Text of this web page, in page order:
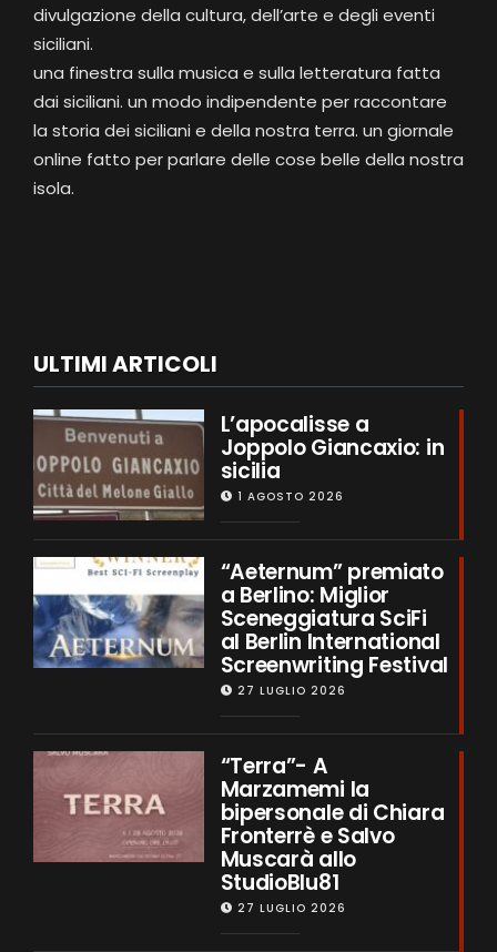
divulgazione della cultura, dell’arte e degli eventi
siciliani.
una finestra sulla musica e sulla letteratura fatta
dai siciliani. un modo indipendente per raccontare
la storia dei siciliani e della nostra terra. un giornale
online fatto per parlare delle cose belle della nostra
isola.
ULTIMI ARTICOLI
L’apocalisse a
Joppolo Giancaxio: in
sicilia
1 AGOSTO 2026
“Aeternum” premiato
a Berlino: Miglior
Sceneggiatura SciFi
al Berlin International
Screenwriting Festival
27 LUGLIO 2026
“Terra”- A
Marzamemi la
bipersonale di Chiara
Fronterrè e Salvo
Muscarà allo
StudioBlu81
27 LUGLIO 2026